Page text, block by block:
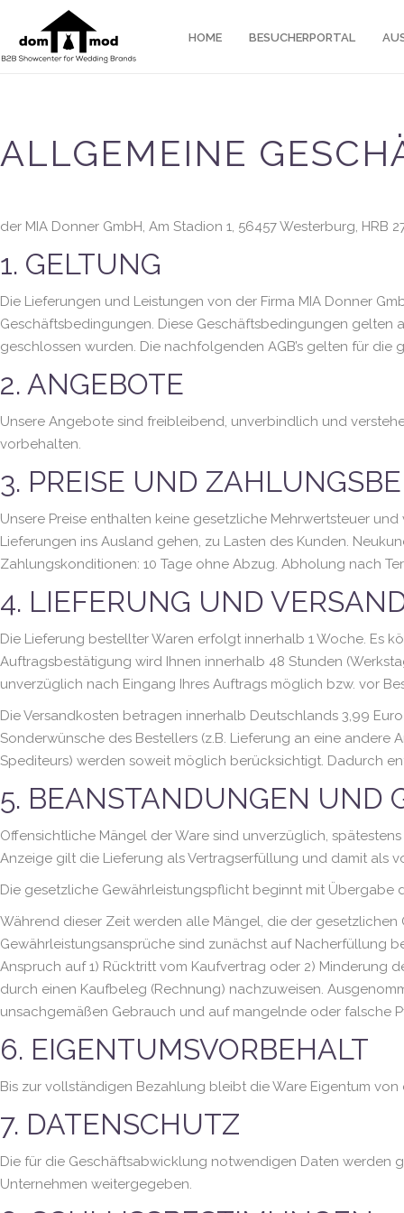
HOME BESUCHERPORTAL
ALLGEMEINE
der MIA Donner GmbH, Am Stadion 1, 56457 Westerburg,
1. GELTUNG
Die Lieferungen und Leistungen von der Firma MIA Donner
Geschäftsbedingungen. Diese Geschäftsbedingungen gelten
geschlossen wurden. Die nachfolgenden AGB’s gelten für
2. ANGEBOTE
Unsere Angebote sind freibleibend, unverbindlich und
vorbehalten.
3. PREISE UND
Unsere Preise enthalten keine gesetzliche Mehrwertsteuer
Lieferungen ins Ausland gehen, zu Lasten des Kunden.
Zahlungskonditionen: 10 Tage ohne Abzug. Abholung nach
4. LIEFERUNG UND
Die Lieferung bestellter Waren erfolgt innerhalb 1 Woche. Es
Auftragsbestätigung wird Ihnen innerhalb 48 Stunden
unverzüglich nach Eingang Ihres Auftrags möglich bzw. vor
Die Versandkosten betragen innerhalb Deutschlands 3,99
Sonderwünsche des Bestellers (z.B. Lieferung an eine
Spediteurs) werden soweit möglich berücksichtigt. Dadurch
5. BEANSTANDUNGEN UND
Offensichtliche Mängel der Ware sind unverzüglich,
Anzeige gilt die Lieferung als Vertragserfüllung und damit als
Die gesetzliche Gewährleistungspflicht beginnt mit Übergabe
Während dieser Zeit werden alle Mängel, die der
Gewährleistungsansprüche sind zunächst auf Nacherfüllung
Anspruch auf 1) Rücktritt vom Kaufvertrag oder 2) Minderung
durch einen Kaufbeleg (Rechnung) nachzuweisen.
unsachgemäßen Gebrauch und auf mangelnde oder falsche
6. EIGENTUMSVORBEHALT
Bis zur vollständigen Bezahlung bleibt die Ware Eigentum von
7. DATENSCHUTZ
Die für die Geschäftsabwicklung notwendigen Daten
Unternehmen weitergegeben.